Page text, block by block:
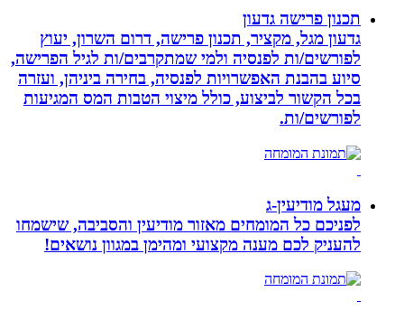
תכנון פרישה גדעון
גדעון מגל, מקציר, תכנון פרישה, דרום השרון, יעוץ
לפורשים/ות לפנסיה ולמי שמתקרבים/ות לגיל הפרישה,
סיוע בהבנת האפשרויות לפנסיה, בחירה ביניהן, ועזרה
בכל הקשור לביצוע, כולל מיצוי הטבות המס המגיעות
לפורשים/ות.
מעגל מודיעין-ג
לפניכם כל המומחים מאזור מודיעין והסביבה, שישמחו
להעניק לכם מענה מקצועי ומהימן במגוון נושאים!